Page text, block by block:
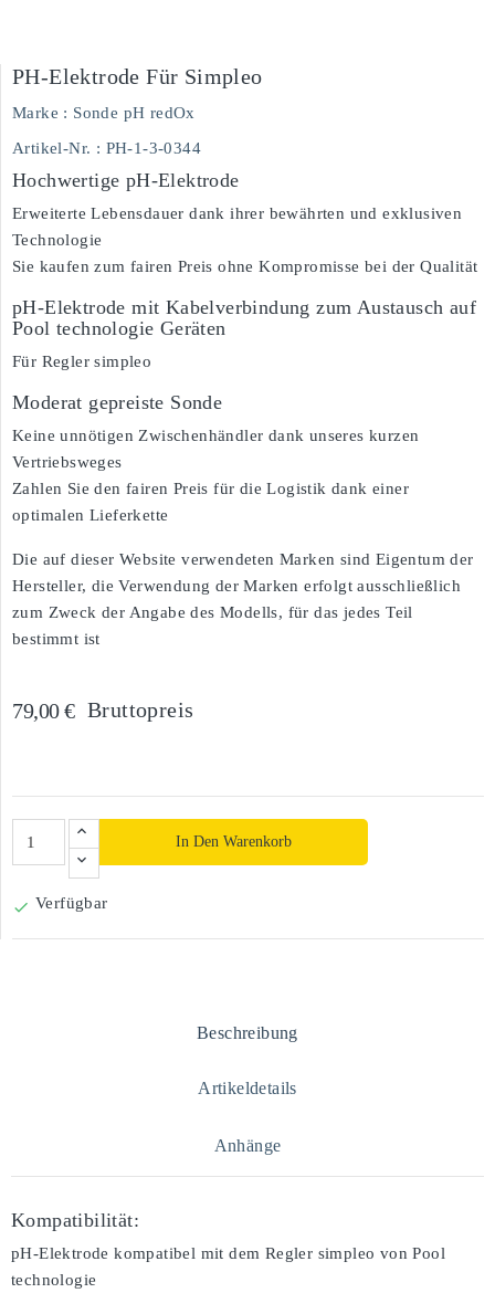
PH-Elektrode Für Simpleo
Marke : Sonde pH redOx
Artikel-Nr. : PH-1-3-0344
Hochwertige pH-Elektrode
Erweiterte Lebensdauer dank ihrer bewährten und exklusiven
Technologie
Sie kaufen zum fairen Preis ohne Kompromisse bei der Qualität
pH-Elektrode mit Kabelverbindung zum Austausch auf
Pool technologie Geräten
Für Regler simpleo
Moderat gepreiste Sonde
Keine unnötigen Zwischenhändler dank unseres kurzen
Vertriebsweges
Zahlen Sie den fairen Preis für die Logistik dank einer
optimalen Lieferkette
Die auf dieser Website verwendeten Marken sind Eigentum der
Hersteller, die Verwendung der Marken erfolgt ausschließlich
zum Zweck der Angabe des Modells, für das jedes Teil
bestimmt ist
79,00 € Bruttopreis
In Den Warenkorb
 Verfügbar
Beschreibung
Artikeldetails
Anhänge
Kompatibilität:
pH-Elektrode kompatibel mit dem Regler simpleo von Pool
technologie